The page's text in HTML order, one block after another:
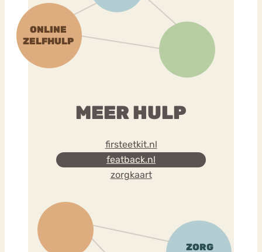
MEER HULP
firsteetkit.nl
featback.nl
zorgkaart